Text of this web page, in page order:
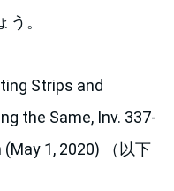
。
Strips and
the Same, Inv. 337-
1, 2020) （以下